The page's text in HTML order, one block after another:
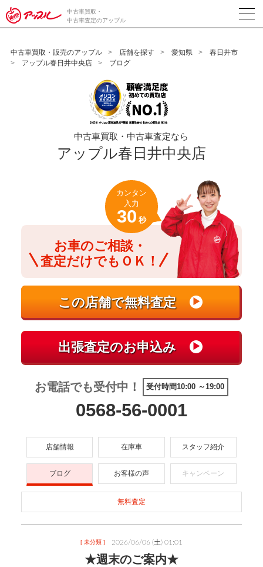
/*ABテスト_新規査定フォームの為のCVボタン*/
中古車買取・
中古車査定のアップル
中古車買取・販売のアップル 店舗を探す 愛知県
春日井市
アップル春日井中央店
ブログ
中古車買取・中古車査定なら
アップル春日井中央店
お車のご相談・
査定だけでもＯＫ！
カンタン
入力
30 秒
お電話でも受付中！ 受付時間10:00 ～19:00
0568-56-0001
店舗情報 在庫車 スタッフ紹介
ブログ お客様の声 キャンペーン
無料査定
[ 未分類 ] 2026/06/06 (土) 01:01
★週末のご案内★